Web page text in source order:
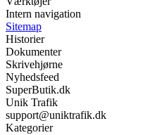
Intern navigation
Sitemap
Historier
Dokumenter
Skrivehjørne
Nyhedsfeed
SuperButik.dk
Unik Trafik
support@uniktrafik.dk
Kategorier